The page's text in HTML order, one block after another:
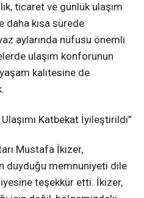
ticaret ve günlük ulaşım
daha kısa sürede
aylarında nüfusu önemli
ulaşım konforunun
kalitesine de
Katbekat İyileştirildi”
Mustafa İkizer,
duyduğu memnuniyeti dile
teşekkür etti. İkizer,